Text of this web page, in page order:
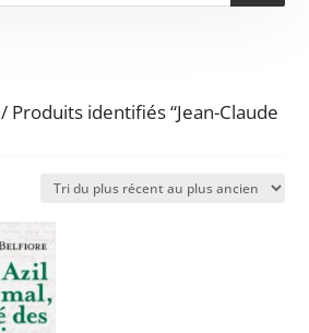
/ Produits identifiés “Jean-Claude